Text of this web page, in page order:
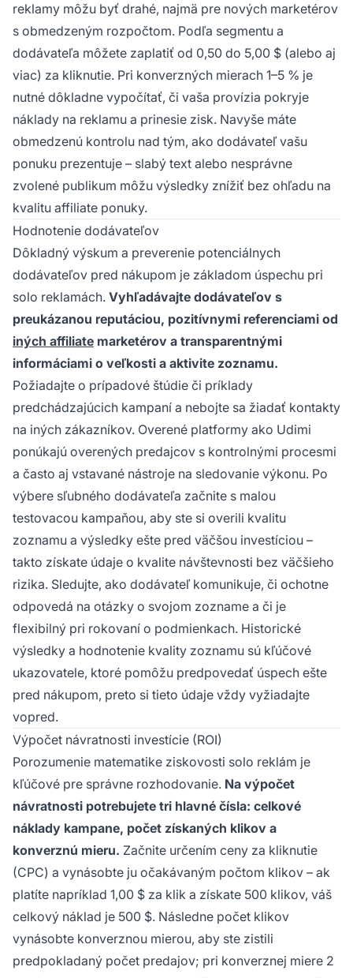
reklamy môžu byť drahé, najmä pre nových marketérov
s obmedzeným rozpočtom. Podľa segmentu a
dodávateľa môžete zaplatiť od 0,50 do 5,00 $ (alebo aj
viac) za kliknutie. Pri konverzných mierach 1–5 % je
nutné dôkladne vypočítať, či vaša provízia pokryje
náklady na reklamu a prinesie zisk. Navyše máte
obmedzenú kontrolu nad tým, ako dodávateľ vašu
ponuku prezentuje – slabý text alebo nesprávne
zvolené publikum môžu výsledky znížiť bez ohľadu na
kvalitu affiliate ponuky.
Hodnotenie dodávateľov
Dôkladný výskum a preverenie potenciálnych
dodávateľov pred nákupom je základom úspechu pri
solo reklamách. Vyhľadávajte dodávateľov s
preukázanou reputáciou, pozitívnymi referenciami od
iných affiliate marketérov a transparentnými
informáciami o veľkosti a aktivite zoznamu.
Požiadajte o prípadové štúdie či príklady
predchádzajúcich kampaní a nebojte sa žiadať kontakty
na iných zákazníkov. Overené platformy ako Udimi
ponúkajú overených predajcov s kontrolnými procesmi
a často aj vstavané nástroje na sledovanie výkonu. Po
výbere sľubného dodávateľa začnite s malou
testovacou kampaňou, aby ste si overili kvalitu
zoznamu a výsledky ešte pred väčšou investíciou –
takto získate údaje o kvalite návštevnosti bez väčšieho
rizika. Sledujte, ako dodávateľ komunikuje, či ochotne
odpovedá na otázky o svojom zozname a či je
flexibilný pri rokovaní o podmienkach. Historické
výsledky a hodnotenie kvality zoznamu sú kľúčové
ukazovatele, ktoré pomôžu predpovedať úspech ešte
pred nákupom, preto si tieto údaje vždy vyžiadajte
vopred.
Výpočet návratnosti investície (ROI)
Porozumenie matematike ziskovosti solo reklám je
kľúčové pre správne rozhodovanie. Na výpočet
návratnosti potrebujete tri hlavné čísla: celkové
náklady kampane, počet získaných klikov a
konverznú mieru. Začnite určením ceny za kliknutie
(CPC) a vynásobte ju očakávaným počtom klikov – ak
platíte napríklad 1,00 $ za klik a získate 500 klikov, váš
celkový náklad je 500 $. Následne počet klikov
vynásobte konverznou mierou, aby ste zistili
predpokladaný počet predajov; pri konverznej miere 2